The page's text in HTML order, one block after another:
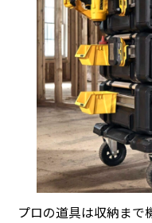
プロの道具は収納まで